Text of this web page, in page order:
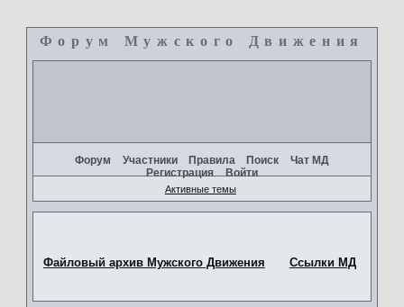
Форум Мужского Движения
Форум Участники Правила Поиск
Чат МД
Регистрация
Войти
Активные темы
Файловый архив Мужского Движения Ссылки МД